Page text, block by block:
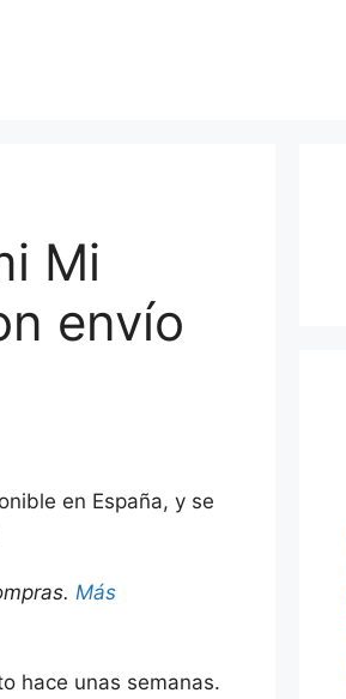
Mi
envío
en España, y se
Más
hace unas semanas.